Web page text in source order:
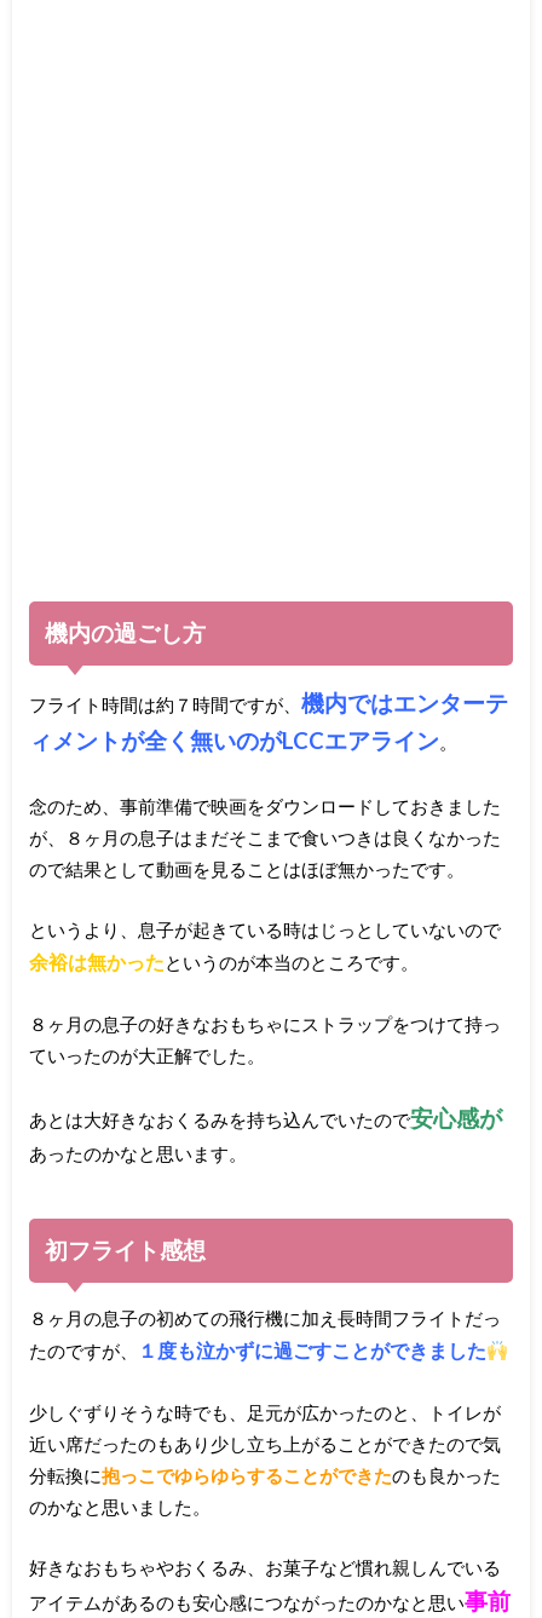
機内の過ごし方
フライト時間は約７時間ですが、 機内ではエンターテ
ィメントが全く無いのがLCCエアライン。
念のため、事前準備で映画をダウンロードしておきました
が、８ヶ月の息子はまだそこまで食いつきは良くなかった
ので結果として動画を見ることはほぼ無かったです。
というより、息子が起きている時はじっとしていないので
余裕は無かったというのが本当のところです。
８ヶ月の息子の好きなおもちゃにストラップをつけて持っ
ていったのが大正解でした。
あとは大好きなおくるみを持ち込んでいたので安心感が
あったのかなと思います。
初フライト感想
８ヶ月の息子の初めての飛行機に加え長時間フライトだっ
たのですが、
１度も泣かずに過ごすことができました
少しぐずりそうな時でも、足元が広かったのと、トイレが
近い席だったのもあり少し立ち上がることができたので気
分転換に抱っこでゆらゆらすることができたのも良かった
のかなと思いました。
好きなおもちゃやおくるみ、お菓子など慣れ親しんでいる
アイテムがあるのも安心感につながったのかなと思い事前